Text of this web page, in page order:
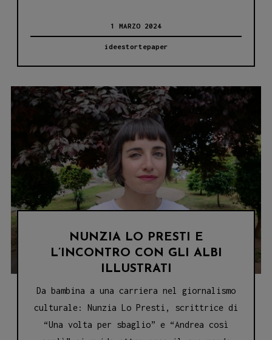
VERONICA
PIA
1 MARZO 2024
ideestortepaper
NUNZIA LO PRESTI E
L’INCONTRO CON GLI ALBI
ILLUSTRATI
Da bambina a una carriera nel giornalismo
culturale: Nunzia Lo Presti, scrittrice di
“Una volta per sbaglio” e “Andrea così